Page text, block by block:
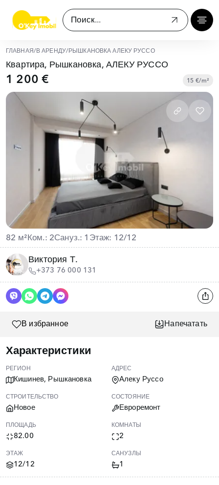
ГЛАВНАЯ/ В АРЕНДУ/ РЫШКАНОВКА АЛЕКУ РУССО
Квартира, Рышкановка, АЛЕКУ РУССО
1 200 € 15 €/m²
82 м² Ком.: 2Сануз.: 1 Этаж: 12/12
Виктория Т.
+373 76 000 131
В избранное Напечатать
Характеристики
РЕГИОН
Кишинев, Рышкановка
АДРЕС
Алеку Руссо
СТРОИТЕЛЬСТВО
Новое
СОСТОЯНИЕ
Евроремонт
ПЛОЩАДЬ
82.00
КОМНАТЫ
2
ЭТАЖ
12/12
САНУЗЛЫ
1